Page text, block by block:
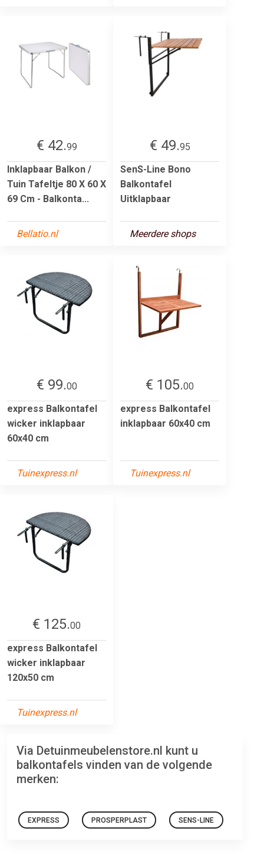
€ 42.99
Inklapbaar Balkon /
Tuin Tafeltje 80 X 60 X
69 Cm - Balkonta...
Bellatio.nl
€ 49.95
SenS-Line Bono
Balkontafel
Uitklapbaar
Meerdere shops
€ 99.00
express Balkontafel
wicker inklapbaar
60x40 cm
Tuinexpress.nl
€ 105.00
express Balkontafel
inklapbaar 60x40 cm
Tuinexpress.nl
€ 125.00
express Balkontafel
wicker inklapbaar
120x50 cm
Tuinexpress.nl
Via Detuinmeubelenstore.nl kunt u
balkontafels vinden van de volgende
merken:
EXPRESS PROSPERPLAST SENS-LINE